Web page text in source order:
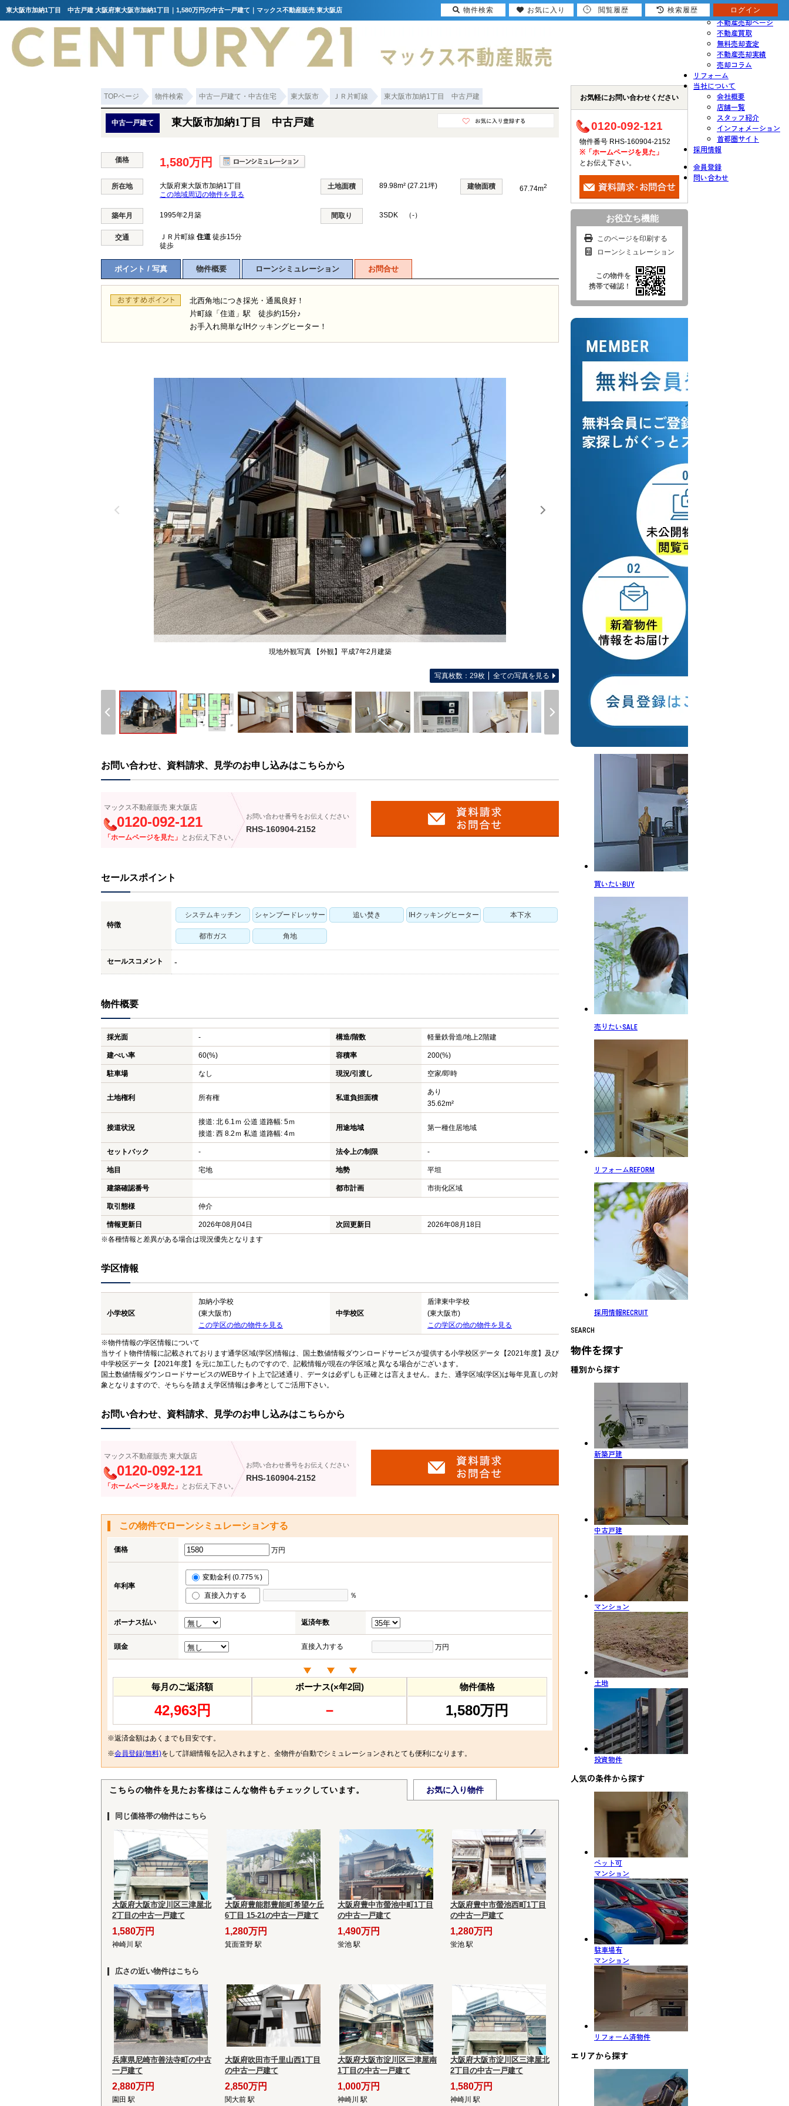
東大阪市加納1丁目 中古戸建 大阪府東大阪市加納1丁目｜1,580万円の中古一戸建て｜マックス不動産販売 東大阪店
売りたい
不動産売却ページ
不動産買取
無料売却査定
不動産売却実績
売却コラム
リフォーム
当社について
会社概要
店舗一覧
スタッフ紹介
インフォメーション
首都圏サイト
採用情報
会員登録
問い合わせ
TOPページ 物件検索 中古一戸建て・中古住宅 東大阪市 ＪＲ片町線 東大阪市加納1丁目 中古戸建
中古一戸建て 東大阪市加納1丁目 中古戸建
価格 1,580万円
所在地
大阪府東大阪市加納1丁目
この地域周辺の物件を見る
土地面積 89.98m² (27.21坪) 建物面積 67.74m2
築年月 1995年2月築 間取り 3SDK （-）
交通 ＪＲ片町線 住道 徒歩15分
徒歩
ポイント / 写真 物件概要 ローンシミュレーション お問合せ
北西角地につき採光・通風良好！
片町線「住道」駅 徒歩約15分♪
お手入れ簡単なIHクッキングヒーター！
現地外観写真 【外観】平成7年2月建築
写真枚数：29枚 全ての写真を見る
お問い合わせ、資料請求、見学のお申し込みはこちらから
マックス不動産販売 東大阪店
0120-092-121
「ホームページを見た」 とお伝え下さい。
お問い合わせ番号をお伝えください
RHS-160904-2152
セールスポイント
特徴
システムキッチン シャンプードレッサー 追い焚き IHクッキングヒーター 本下水
都市ガス 角地
セールスコメント -
物件概要
採光面 - 構造/階数 軽量鉄骨造/地上2階建
建ぺい率 60(%) 容積率 200(%)
駐車場 なし 現況/引渡し 空家/即時
土地権利 所有権 私道負担面積
あり
35.62m²
接道状況
接道: 北 6.1ｍ 公道 道路幅: 5ｍ
接道: 西 8.2ｍ 私道 道路幅: 4ｍ
用途地域 第一種住居地域
セットバック - 法令上の制限 -
地目 宅地 地勢 平坦
建築確認番号 都市計画 市街化区域
取引態様 仲介
情報更新日 2026年08月04日 次回更新日
2026年08月18日
※各種情報と差異がある場合は現況優先となります
学区情報
小学校区
加納小学校
(東大阪市)
この学区の他の物件を見る
中学校区
盾津東中学校
(東大阪市)
この学区の他の物件を見る
※物件情報の学区情報について
当サイト物件情報に記載されております通学区域(学区)情報は、国土数値情報ダウンロードサービスが提供する小学校区データ【2021年度】及び
中学校区データ【2021年度】を元に加工したものですので、記載情報が現在の学区域と異なる場合がございます。
国土数値情報ダウンロードサービスのWEBサイト上で記述通り、データは必ずしも正確とは言えません。また、通学区域(学区)は毎年見直しの対
象となりますので、そちらを踏まえ学区情報は参考としてご活用下さい。
お問い合わせ、資料請求、見学のお申し込みはこちらから
マックス不動産販売 東大阪店
0120-092-121
「ホームページを見た」 とお伝え下さい。
お問い合わせ番号をお伝えください
RHS-160904-2152
この物件でローンシミュレーションする
価格 万円
年利率
変動金利 (0.775％)
直接入力する ％
ボーナス払い 返済年数
頭金 直接入力する 万円
毎月のご返済額
42,963円
ボーナス(×年2回)
－
物件価格
1,580万円
※返済金額はあくまでも目安です。
※会員登録(無料)をして詳細情報を記入されますと、全物件が自動でシミュレーションされとても便利になります。
こちらの物件を見たお客様はこんな物件もチェックしています。 お気に入り物件
同じ価格帯の物件はこちら
大阪府大阪市淀川区三津屋北
2丁目の中古一戸建て
1,580万円
神崎川 駅
大阪府豊能郡豊能町希望ケ丘
6丁目 15-21の中古一戸建て
1,280万円
箕面萱野 駅
大阪府豊中市螢池中町1丁目
の中古一戸建て
1,490万円
蛍池 駅
大阪府豊中市螢池西町1丁目
の中古一戸建て
1,280万円
蛍池 駅
広さの近い物件はこちら
兵庫県尼崎市善法寺町の中古
一戸建て
2,880万円
園田 駅
大阪府吹田市千里山西1丁目
の中古一戸建て
2,850万円
関大前 駅
大阪府大阪市淀川区三津屋南
1丁目の中古一戸建て
1,000万円
神崎川 駅
大阪府大阪市淀川区三津屋北
2丁目の中古一戸建て
1,580万円
神崎川 駅
お気軽にお問い合わせください
0120-092-121
物件番号 RHS-160904-2152
※「ホームページを見た」
とお伝え下さい。
お役立ち機能
このページを印刷する
ローンシミュレーション
この物件を
携帯で確認！
買いたい BUY
売りたいSALE
リフォーム REFORM
採用情報 RECRUIT
SEARCH
物件を探す
種別から探す
新築戸建
中古戸建
マンション
土地
投資物件
人気の条件から探す
ペット可
マンション
駐車場有
マンション
リフォーム済物件
エリアから探す
物件検索 お気に入り 閲覧履歴 検索履歴 ログイン